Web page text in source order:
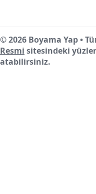
© 2026 Boyama Yap •
Resmi sitesindeki
atabilirsiniz.